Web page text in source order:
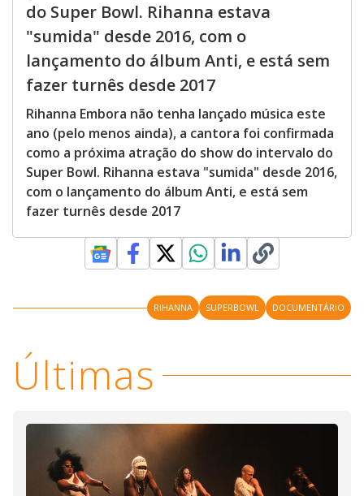
do Super Bowl. Rihanna estava
"sumida" desde 2016, com o
lançamento do álbum Anti, e está sem
fazer turnês desde 2017
Rihanna Embora não tenha lançado música este
ano (pelo menos ainda), a cantora foi confirmada
como a próxima atração do show do intervalo do
Super Bowl. Rihanna estava "sumida" desde 2016,
com o lançamento do álbum Anti, e está sem
fazer turnês desde 2017
RIHANNA SUPERBOWL DOCUMENTÁRIO
Últimas